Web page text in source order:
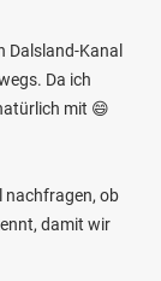
Dalsland-Kanal
Da ich
mit 😄
nachfragen, ob
damit wir